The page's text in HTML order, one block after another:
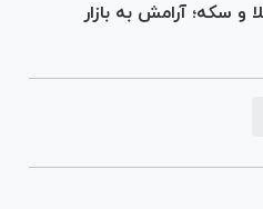
و سکه؛ آرامش به بازار